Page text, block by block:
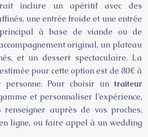
inclure un apéritif avec des
une entrée froide et une entrée
à base de viande ou de
original, un plateau
et un dessert spectaculaire. La
pour cette option est de 80€ à
Pour choisir un traiteur
et personnaliser l’expérience,
renseigner auprès de vos proches,
ligne, ou faire appel à un wedding